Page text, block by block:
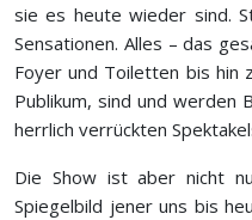
sie es heute wieder sind.
Sensationen. Alles – das
Foyer und Toiletten bis hin
Publikum, sind und werden
herrlich verrückten
Die Show ist aber nicht
Spiegelbild jener uns bis